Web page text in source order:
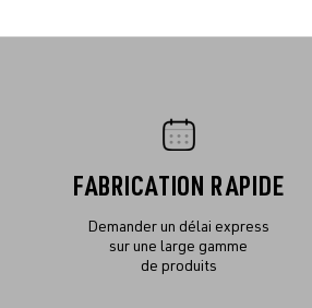
FABRICATION RAPIDE
Demander un délai express
sur une large gamme
de produits